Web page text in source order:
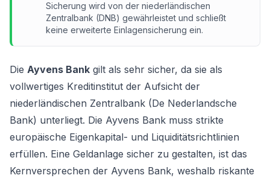
Sicherung wird von der niederländischen
Zentralbank (DNB) gewährleistet und schließt
keine erweiterte Einlagensicherung ein.
Die Ayvens Bank gilt als sehr sicher, da sie als
vollwertiges Kreditinstitut der Aufsicht der
niederländischen Zentralbank (De Nederlandsche
Bank) unterliegt. Die Ayvens Bank muss strikte
europäische Eigenkapital- und Liquiditätsrichtlinien
erfüllen. Eine Geldanlage sicher zu gestalten, ist das
Kernversprechen der Ayvens Bank, weshalb riskante